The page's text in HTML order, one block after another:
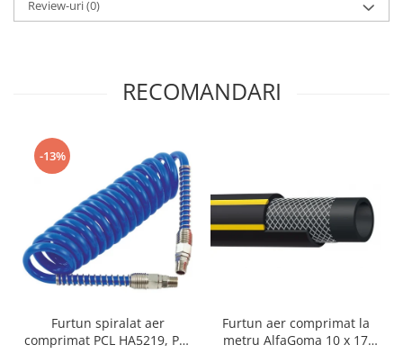
Review-uri(0)
RECOMANDARI
-13%
Furtun spiralat aer
comprimat PCL HA5219, PU,
Furtun aer comprimat la
metru AlfaGoma 10 x 17